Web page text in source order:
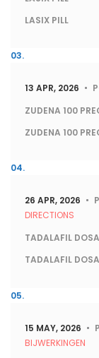
LASIX PILL
13 APR, 2026
ZUDENA 100
ZUDENA 100
26 APR, 2026
DIRECTIONS
TADALAFIL
TADALAFIL
15 MAY, 2026
BIJWERKINGEN